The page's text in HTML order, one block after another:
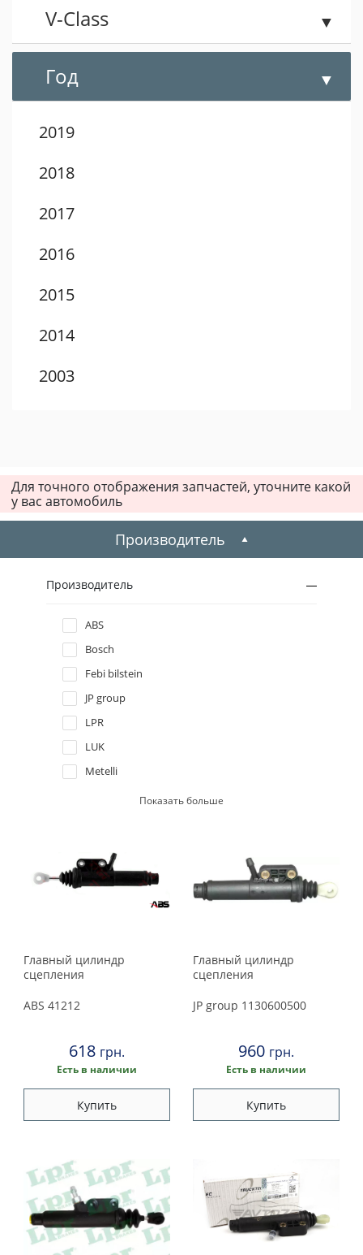
V-Class
Год
2019
2018
2017
2016
2015
2014
2003
2000
1998
1997
1996
Для точного отображения запчастей, уточните какой
у вас автомобиль
Производитель
Производитель
ABS
Bosch
Febi bilstein
JP group
LPR
LUK
Metelli
Показать больше
Главный цилиндр
сцепления
ABS 41212
618 грн.
Есть в наличии
Купить
Главный цилиндр
сцепления
JP group 1130600500
960 грн.
Есть в наличии
Купить